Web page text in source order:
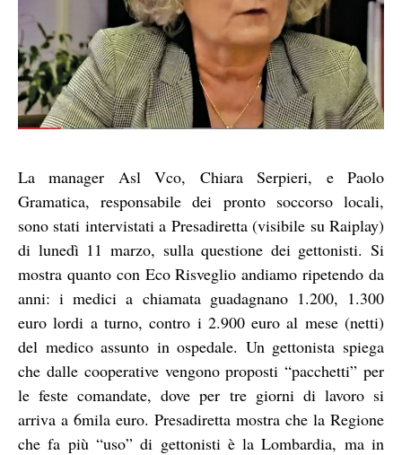
La manager Asl Vco, Chiara Serpieri, e Paolo
Gramatica, responsabile dei pronto soccorso locali,
sono stati intervistati a Presadiretta (visibile su Raiplay)
di lunedì 11 marzo, sulla questione dei gettonisti. Si
mostra quanto con Eco Risveglio andiamo ripetendo da
anni: i medici a chiamata guadagnano 1.200, 1.300
euro lordi a turno, contro i 2.900 euro al mese (netti)
del medico assunto in ospedale. Un gettonista spiega
che dalle cooperative vengono proposti “pacchetti” per
le feste comandate, dove per tre giorni di lavoro si
arriva a 6mila euro. Presadiretta mostra che la Regione
che fa più “uso” di gettonisti è la Lombardia, ma in